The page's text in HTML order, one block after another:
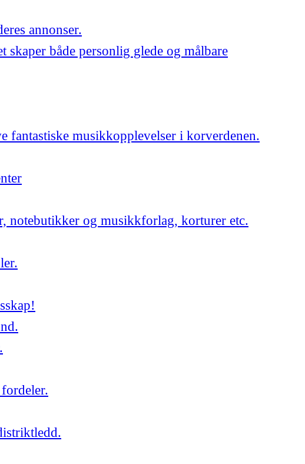
annonser.
både personlig glede og målbare
fantastiske musikkopplevelser i korverdenen.
notebutikker og musikkforlag, korturer etc.